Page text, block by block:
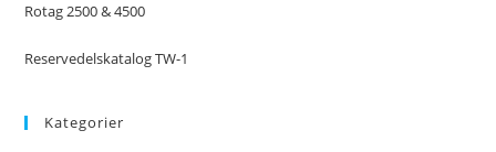
Rotag 2500 & 4500
Reservedelskatalog TW-1
Kategorier